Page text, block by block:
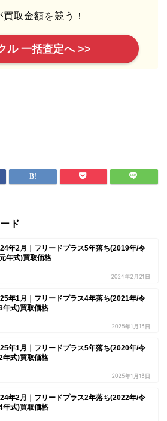
取金額を競う！
ル 一括査定へ >>
ド
年2月｜フリードプラス5年落ち(2019年/令
年式)買取価格
2024年2月21日
年1月｜フリードプラス4年落ち(2021年/令
年式)買取価格
2025年1月13日
年1月｜フリードプラス5年落ち(2020年/令
年式)買取価格
2025年1月13日
年2月｜フリードプラス2年落ち(2022年/令
年式)買取価格